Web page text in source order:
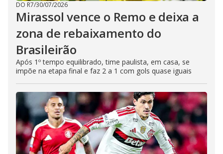
DO R7/30/07/2026
Mirassol vence o Remo e deixa a
zona de rebaixamento do
Brasileirão
Após 1º tempo equilibrado, time paulista, em casa, se
impõe na etapa final e faz 2 a 1 com gols quase iguais